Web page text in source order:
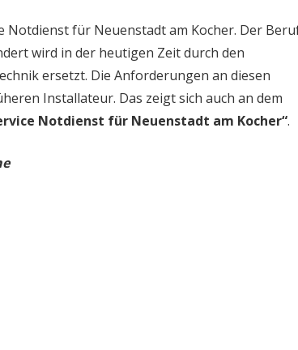
Notdienst für Neuenstadt am Kocher. Der
wird in der heutigen Zeit durch den
ersetzt. Die Anforderungen an diesen
Installateur. Das zeigt sich auch an dem
Notdienst für Neuenstadt am Kocher“.